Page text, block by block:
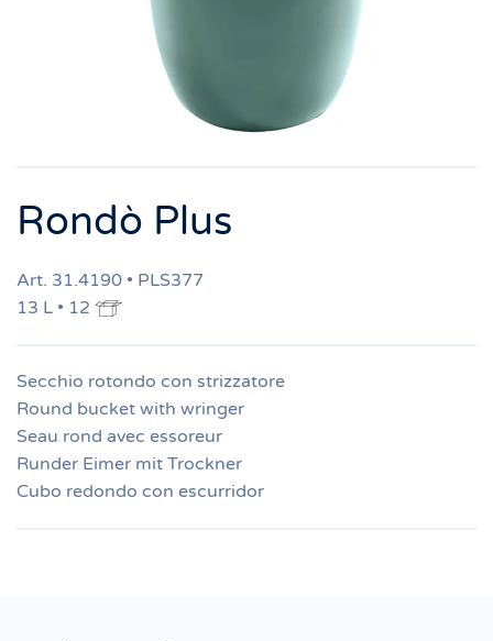
Rondò Plus
Art. 31.4190 • PLS377
13 L • 12
Secchio rotondo con strizzatore
Round bucket with wringer
Seau rond avec essoreur
Runder Eimer mit Trockner
Cubo redondo con escurridor